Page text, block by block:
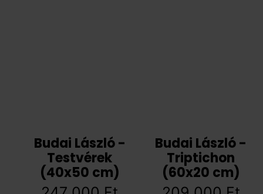
Budai László -
Testvérek
(40x50 cm)
Budai László -
Triptichon
(60x20 cm)